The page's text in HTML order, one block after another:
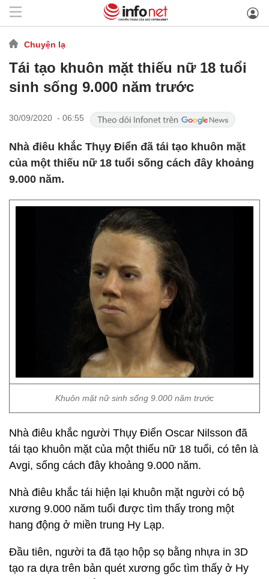
Chuyện lạ
Tái tạo khuôn mặt thiếu nữ 18 tuổi
sinh sống 9.000 năm trước
30/09/2020 - 06:55
Nhà điêu khắc Thụy Điển đã tái tạo khuôn mặt
của một thiếu nữ 18 tuổi sống cách đây khoảng
9.000 năm.
Khuôn mặt nữ sinh sống 9.000 năm trước
Nhà điêu khắc người Thụy Điển Oscar Nilsson đã
tái tạo khuôn mặt của một thiếu nữ 18 tuổi, có tên là
Avgi, sống cách đây khoảng 9.000 năm.
Nhà điêu khắc tái hiện lại khuôn mặt người có bộ
xương 9.000 năm tuổi được tìm thấy trong một
hang động ở miền trung Hy Lạp.
Đầu tiên, người ta đã tạo hộp sọ bằng nhựa in 3D
tạo ra dựa trên bản quét xương gốc tìm thấy ở Hy